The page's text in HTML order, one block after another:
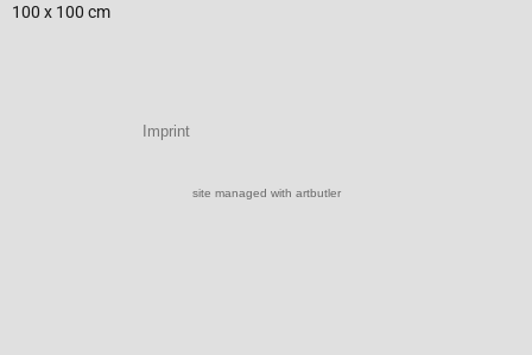
100 x 100 cm
Imprint
site managed with artbutler